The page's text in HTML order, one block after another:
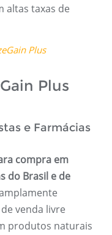
altas taxas de
Plus
Plus
e Farmácias
compra em
do Brasil e de
venda livre
produtos naturais